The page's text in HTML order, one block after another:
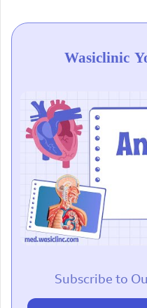
Wasiclinic
Subscribe to